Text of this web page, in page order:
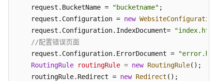
Go
BrowserJS
    request.BucketName =
"bucketname" ;
    request.Configuration =
new WebsiteConfiguration
    request.Configuration.IndexDocument=
//配置错误页面
    request.Configuration.ErrorDocument =
RoutingRule
routingRule = new RoutingRule();
    routingRule.Redirect =
new Redirect ();